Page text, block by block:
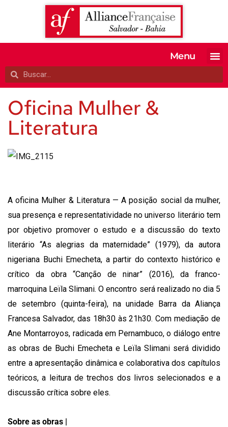
Menu
Oficina Mulher &
Literatura
A oficina Mulher & Literatura — A posição social da mulher,
sua presença e representatividade no universo literário tem
por objetivo promover o estudo e a discussão do texto
literário “As alegrias da maternidade” (1979), da autora
nigeriana Buchi Emecheta, a partir do contexto histórico e
crítico da obra “Canção de ninar” (2016), da franco-
marroquina Leïla Slimani. O encontro será realizado no dia 5
de setembro (quinta-feira), na unidade Barra da Aliança
Francesa Salvador, das 18h30 às 21h30. Com mediação de
Ane Montarroyos, radicada em Pernambuco, o diálogo entre
as obras de Buchi Emecheta e Leïla Slimani será dividido
entre a apresentação dinâmica e colaborativa dos capítulos
teóricos, a leitura de trechos dos livros selecionados e a
discussão crítica sobre eles.
Sobre as obras |